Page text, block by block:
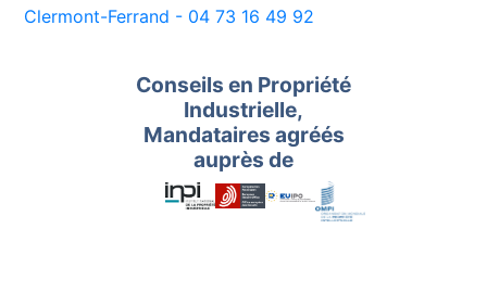
Clermont-Ferrand - 04 73 16 49 92
Conseils en Propriété
Industrielle,
Mandataires agréés
auprès de